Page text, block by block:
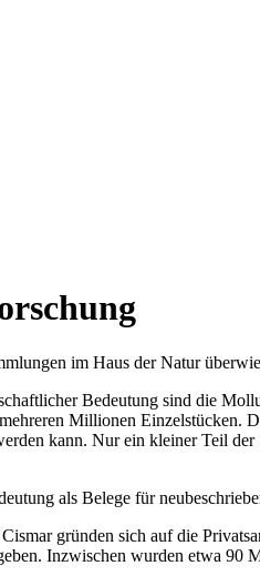
im Haus der Natur
Bedeutung sind die
Millionen Einzelstücken.
kann. Nur ein kleiner Teil
als Belege für
gründen sich auf die
Inzwischen wurden etwa 90